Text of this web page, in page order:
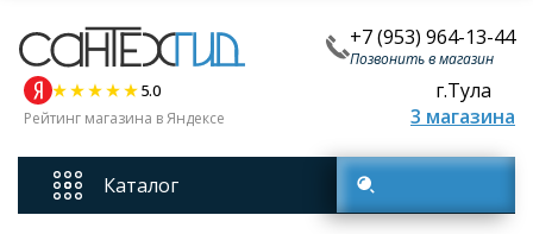
+7 (953) 964-13-44
Позвонить в магазин
5.0
Рейтинг магазина в Яндексе
г.Тула
3 магазина
Каталог